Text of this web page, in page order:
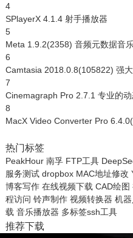
4
SPlayerX 4.1.4 射手播放器
5
Meta 1.9.2(2358) 音频元数据音
6
Camtasia 2018.0.8(105822) 强
7
Cinemagraph Pro 2.7.1 专业的
8
MacX Video Converter Pro
热门标签
PeakHour 南孚 FTP工具
服务测试 dropbox MAC地址修改
博客写作 在线视频下载 CAD绘图
程访问 铃声制作 视频转换器 机器
载 音乐播放器 多标签ssh工具
推荐下载